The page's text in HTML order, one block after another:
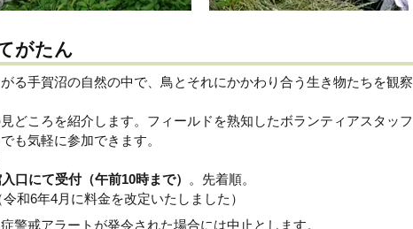
がたん
る手賀沼の自然の中で、鳥とそれにかかわり合う生き物たちを観察
どころを紹介します。フィールドを熟知したボランティアスタッフ
も気軽に参加できます。
口にて受付（午前10時まで）
。先着順。
和6年4月に料金を改定いたしました）
警戒アラートが発令された場合には中止とします。